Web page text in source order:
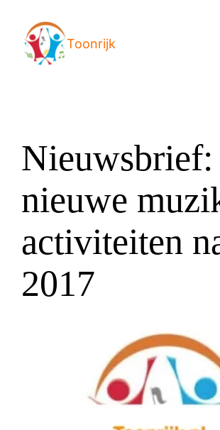
naar
Toonrijk
Nieuwsbrief:
nieuwe
activiteiten
2017